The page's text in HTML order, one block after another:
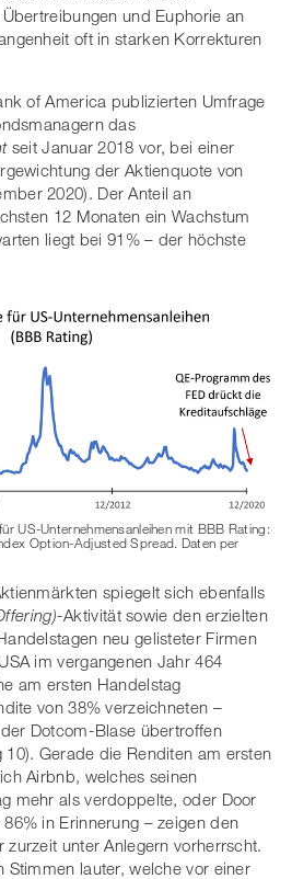
und Euphorie an
oft in starken Korrekturen
of America publizierten Umfrage
das
seit Januar 2018 vor, bei einer
der Aktienquote von
2020). Der Anteil an
12 Monaten ein Wachstum
liegt bei 91% – der höchste
US-Unternehmensanleihen mit BBB Rating:
Option-Adjusted Spread. Daten per
spiegelt sich ebenfalls
Aktivität sowie den erzielten
neu gelisteter Firmen
im vergangenen Jahr 464
am ersten Handelstag
von 38% verzeichneten –
Dotcom-Blase übertroffen
Gerade die Renditen am ersten
Airbnb, welches seinen
mehr als verdoppelte, oder Door
in Erinnerung – zeigen den
unter Anlegern vorherrscht.
Stimmen lauter, welche vor einer